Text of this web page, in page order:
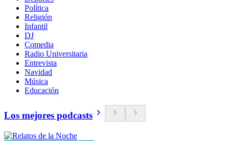
Política
Religión
Infantil
DJ
Comedia
Radio Universitaria
Entrevista
Navidad
Música
Educación
Los mejores podcasts